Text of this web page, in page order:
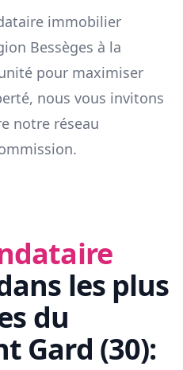
immobilier
Bessèges à la
pour maximiser
nous vous invitons
notre réseau
les plus
du
Gard (30):